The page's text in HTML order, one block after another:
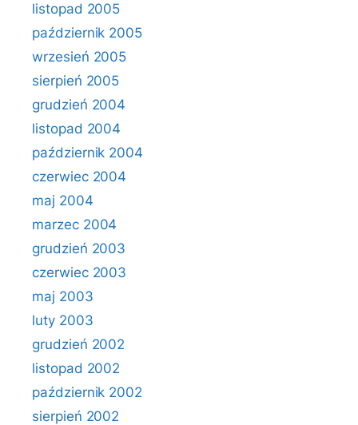
listopad 2005
październik 2005
wrzesień 2005
sierpień 2005
grudzień 2004
listopad 2004
październik 2004
czerwiec 2004
maj 2004
marzec 2004
grudzień 2003
czerwiec 2003
maj 2003
luty 2003
grudzień 2002
listopad 2002
październik 2002
sierpień 2002